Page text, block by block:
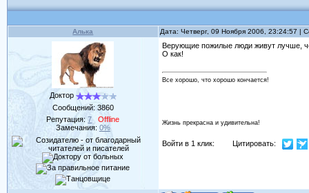
Алька Дата: Четверг, 09 Ноября 2006, 23:24:57 |
Доктор
Сообщений: 3860
Репутация:7
Offline
Замечания: 0%
Верующие пожилые люди живут лучше,
О как!
Все хорошо, что хорошо кончается!
Жизнь прекрасна и удивительна!
Войти в 1 клик: Цитировать: